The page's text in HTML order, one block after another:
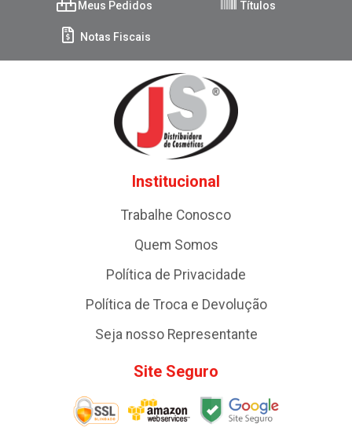
Meus Pedidos Títulos
Notas Fiscais
Institucional
Trabalhe Conosco
Quem Somos
Política de Privacidade
Política de Troca e Devolução
Seja nosso Representante
Site Seguro